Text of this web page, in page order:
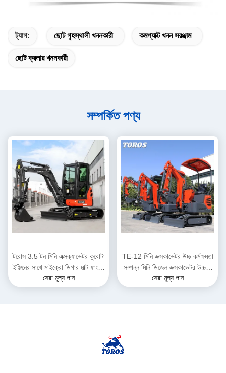
ট্যাগ: ছোট গৃহস্থালী খননকারী কমপ্যাক্ট খনন সরঞ্জাম
ছোট ক্রলার খননকারী
সম্পর্কিত পণ্য
টরোস 3.5 টন মিনি এক্সক্যাভেটর কুবোটা
ইঞ্জিনের সাথে মাইক্রো ডিগার মাল্ট ফাংশন
ব্যাগার
সেরা মূল্য পান
TE-12 মিনি এক্সকাভেটর উচ্চ কর্মক্ষমতা
সম্পন্ন মিনি ডিজেল এক্সকাভেটর উচ্চতা
2285 মিমি পৌরসভা কাজের জন্য
সেরা মূল্য পান